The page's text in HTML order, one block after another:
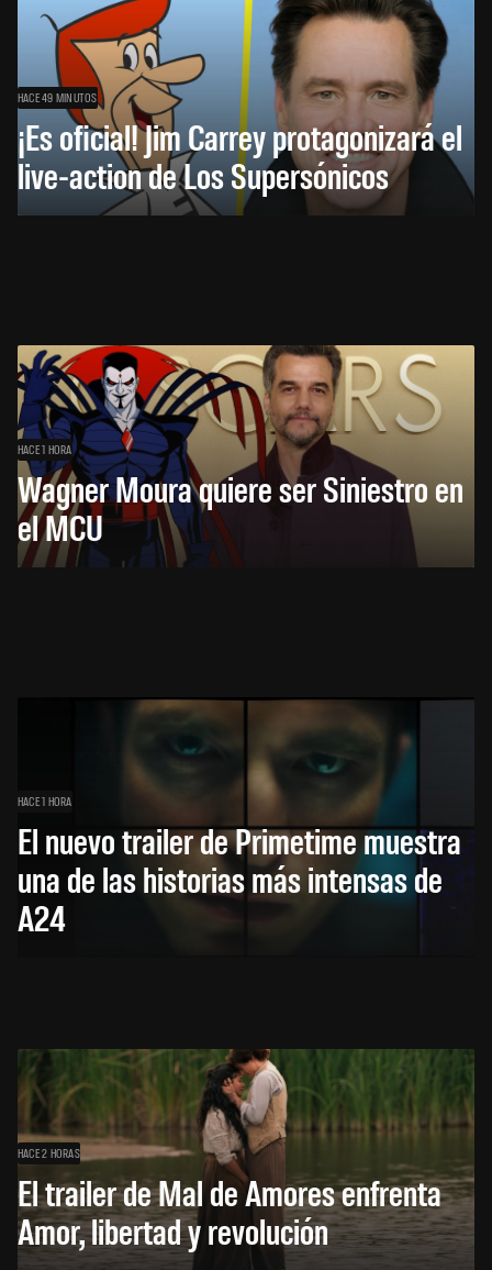
HACE 49 MINUTOS
¡Es oficial! Jim Carrey protagonizará el
live-action de Los Supersónicos
HACE 1 HORA
Wagner Moura quiere ser Siniestro en
el MCU
HACE 1 HORA
El nuevo trailer de Primetime muestra
una de las historias más intensas de
A24
HACE 2 HORAS
El trailer de Mal de Amores enfrenta
Amor, libertad y revolución